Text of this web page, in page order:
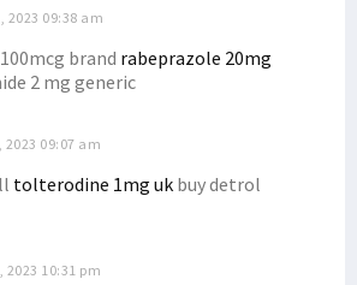
2023 09:38 am
brand rabeprazole 20mg
2 mg generic
2023 09:07 am
tolterodine 1mg uk buy detrol
2023 10:31 pm